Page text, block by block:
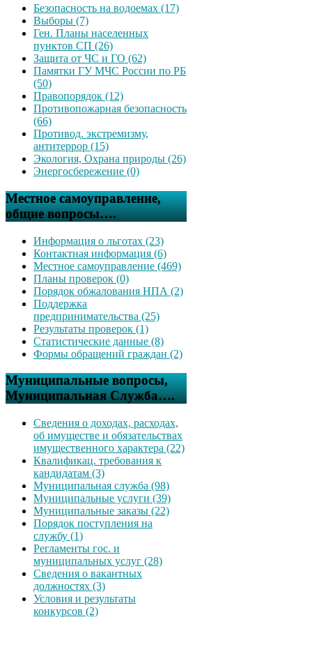
Безопасность на водоемах (17)
Выборы (7)
Ген. Планы населенных
пунктов СП (26)
Защита от ЧС и ГО (62)
Памятки ГУ МЧС России по РБ
(50)
Правопорядок (12)
Противопожарная безопасность
(66)
Противод. экстремизму,
антитеррор (15)
Экология, Охрана природы (26)
Энергосбережение (0)
Местное самоуправление,
общие вопросы….
Информация о льготах (23)
Контактная информация (6)
Местное самоуправление (469)
Планы проверок (0)
Порядок обжалования НПА (2)
Поддержка
предпринимательства (25)
Результаты проверок (1)
Статистические данные (8)
Формы обращений граждан (2)
Муниципальные вопросы,
Муниципальная Служба….
Сведения о доходах, расходах,
об имуществе и обязательствах
имущественного характера (22)
Квалификац. требования к
кандидатам (3)
Муниципальная служба (98)
Муниципальные услуги (39)
Муниципальные заказы (22)
Порядок поступления на
службу (1)
Регламенты гос. и
муниципальных услуг (28)
Сведения о вакантных
должностях (3)
Условия и результаты
конкурсов (2)